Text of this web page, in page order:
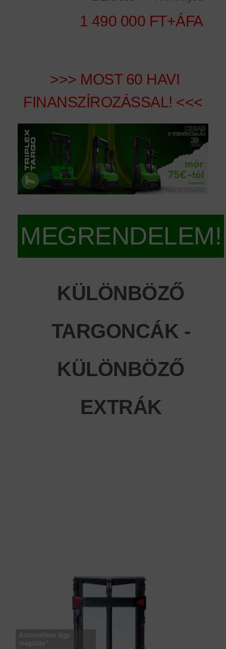
1 490 000 FT+ÁFA
>>> MOST 60 HAVI
FINANSZÍROZÁSSAL! <<<
MEGRENDELEM!
KÜLÖNBÖZŐ
TARGONCÁK -
KÜLÖNBÖZŐ
EXTRÁK